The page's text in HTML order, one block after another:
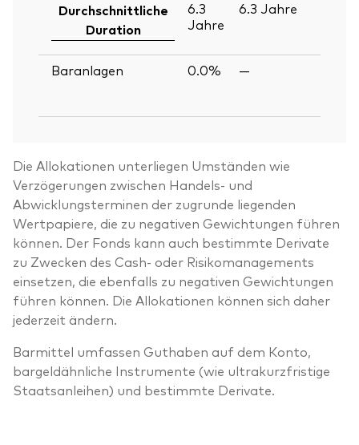
Durchschnittliche
Duration
6.3
Jahre
6.3 Jahre
Baranlagen
0.0% —
Die Allokationen unterliegen Umständen wie
Verzögerungen zwischen Handels- und
Abwicklungsterminen der zugrunde liegenden
Wertpapiere, die zu negativen Gewichtungen führen
können. Der Fonds kann auch bestimmte Derivate
zu Zwecken des Cash- oder Risikomanagements
einsetzen, die ebenfalls zu negativen Gewichtungen
führen können. Die Allokationen können sich daher
jederzeit ändern.
Barmittel umfassen Guthaben auf dem Konto,
bargeldähnliche Instrumente (wie ultrakurzfristige
Staatsanleihen) und bestimmte Derivate.